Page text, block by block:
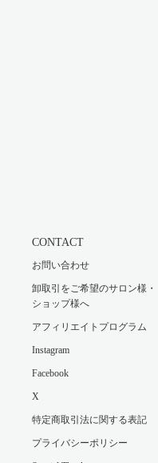
CONTACT
お問い合わせ
卸取引をご希望のサロン様・
ショップ様へ
アフィリエイトプログラム
Instagram
Facebook
X
特定商取引法に関する表記
プライバシーポリシー